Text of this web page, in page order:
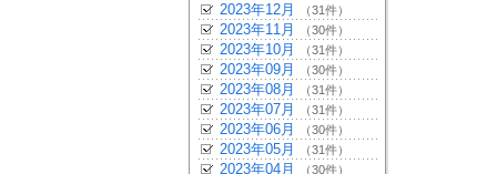
2023年12月 （31件）
2023年11月 （30件）
2023年10月 （31件）
2023年09月 （30件）
2023年08月 （31件）
2023年07月 （31件）
2023年06月 （30件）
2023年05月 （31件）
2023年04月 （30件）